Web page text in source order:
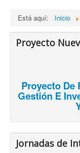
Está aquí: Inicio
Proyecto
Proyecto De
Gestión E
Jornadas de